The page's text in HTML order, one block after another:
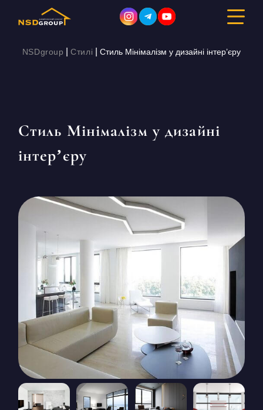
БУДІВНИЦТВО
ВАРТІСТЬ
ПРО КОМПАНІЮ
КОНТАКТИ
БЛОГ
UK RU
+380671500551
Замовити дзвінок зараз
NSDgroup |Стилі |Стиль Мінімалізм у дизайні інтер’єру
Стиль Мінімалізм у дизайні
інтер’єру